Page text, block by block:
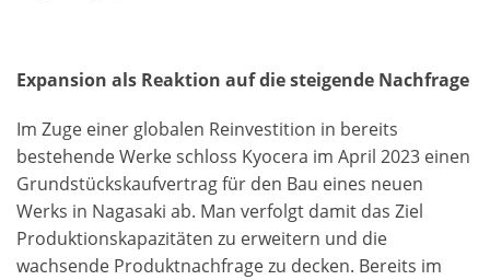
Expansion als Reaktion auf die steigende Nachfrage
Im Zuge einer globalen Reinvestition in bereits
bestehende Werke schloss Kyocera im April 2023 einen
Grundstückskaufvertrag für den Bau eines neuen
Werks in Nagasaki ab. Man verfolgt damit das Ziel
Produktionskapazitäten zu erweitern und die
wachsende Produktnachfrage zu decken. Bereits im